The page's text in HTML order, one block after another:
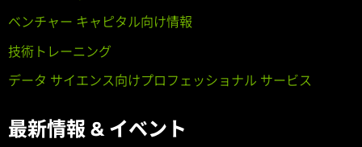
ベンチャー キャピタル向け情報
技術トレーニング
データ サイエンス向けプロフェッショナル サービス
最新情報 & イベント